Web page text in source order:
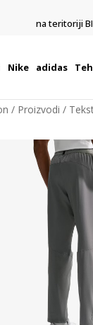
na teritoriji
Nike adidas
Proizvodi